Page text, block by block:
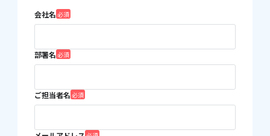
会社名
部署名
ご担当者名